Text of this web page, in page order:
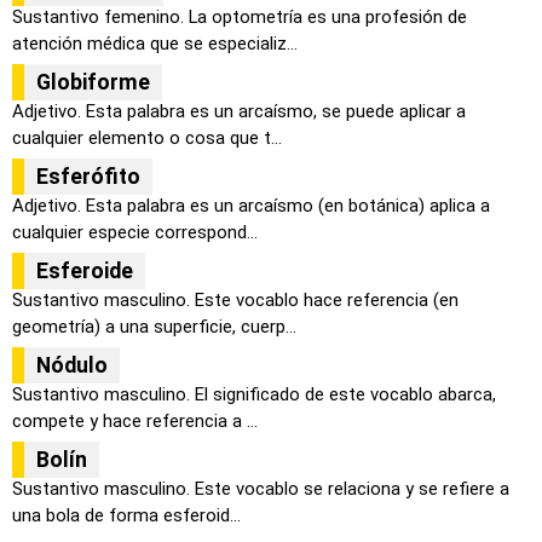
Sustantivo femenino. La optometría es una profesión de
atención médica que se especializ...
Globiforme
Adjetivo. Esta palabra es un arcaísmo, se puede aplicar a
cualquier elemento o cosa que t...
Esferófito
Adjetivo. Esta palabra es un arcaísmo (en botánica) aplica a
cualquier especie correspond...
Esferoide
Sustantivo masculino. Este vocablo hace referencia (en
geometría) a una superficie, cuerp...
Nódulo
Sustantivo masculino. El significado de este vocablo abarca,
compete y hace referencia a ...
Bolín
Sustantivo masculino. Este vocablo se relaciona y se refiere a
una bola de forma esferoid...